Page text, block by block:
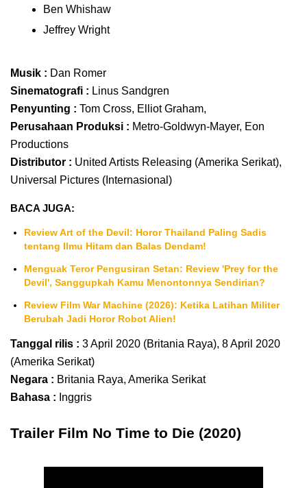
Ben Whishaw
Jeffrey Wright
Musik : Dan Romer
Sinematografi : Linus Sandgren
Penyunting : Tom Cross, Elliot Graham,
Perusahaan Produksi : Metro-Goldwyn-Mayer, Eon
Productions
Distributor : United Artists Releasing (Amerika Serikat),
Universal Pictures (Internasional)
BACA JUGA:
Review Art of the Devil: Horor Thailand Paling Sadis
tentang Ilmu Hitam dan Balas Dendam!
Menguak Teror Pengusiran Setan: Review 'Prey for the
Devil', Sanggupkah Kamu Menontonnya Sendirian?
Review Film War Machine (2026): Ketika Latihan Militer
Berubah Jadi Horor Robot Alien!
Tanggal rilis : 3 April 2020 (Britania Raya), 8 April 2020
(Amerika Serikat)
Negara : Britania Raya, Amerika Serikat
Bahasa : Inggris
Trailer Film No Time to Die (2020)